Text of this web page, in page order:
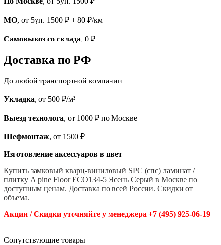
МО, от 5уп. 1500 ₽ + 80 ₽/км
Самовывоз со склада, 0 ₽
Доставка по РФ
До любой транспортной компании
Укладка, от 500 ₽/м²
Выезд технолога, от 1000 ₽ по Москве
Шефмонтаж, от 1500 ₽
Изготовление аксессуаров в цвет
Купить замковый кварц-виниловый SPC (спс) ламинат /
плитку Alpine Floor ECO134-5 Ясень Серый в Москве по
доступным ценам. Доставка по всей России. Скидки от
объема.
Акции / Скидки уточняйте у менеджера +7 (495) 925-06-19
Cопутствующие товары